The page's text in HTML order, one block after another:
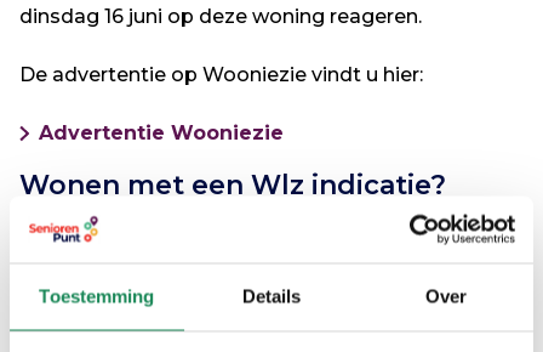
Toestemming Details Over
dinsdag 16 juni op deze woning reageren.
De advertentie op Wooniezie vindt u hier:
Advertentie Wooniezie
Wonen met een Wlz indicatie?
We bespreken graag samen met u de
zorgadviseur via 040 – 220 22 02 (menukeuze
optie 2).